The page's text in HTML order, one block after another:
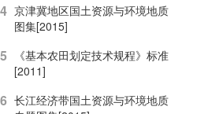
4 京津冀地区国土资源与环境地质
图集[2015]
5
《基本农田划定技术规程》标准
[2011]
6 长江经济带国土资源与环境地质